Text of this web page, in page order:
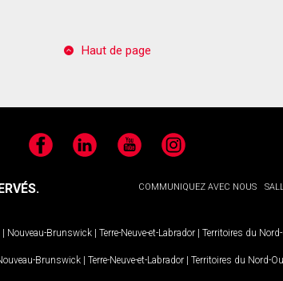
Haut de page
FacebookLinkedIn YouTubeInstagram
COMMUNIQUEZ AVEC NOUS
| Nouveau-Brunswick | Terre-Neuve-et-Labrador | Territoires du
Brunswick | Terre-Neuve-et-Labrador | Territoires du Nord-